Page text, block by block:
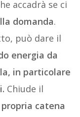
accadrà se ci
domanda.
può dare il
energia da
in particolare
Chiude il
catena